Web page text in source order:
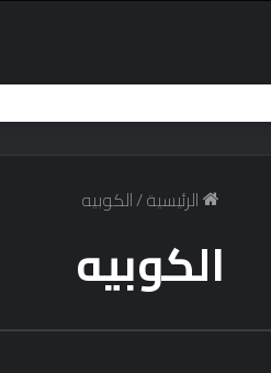
الرئيسية/الكوبيه
الكوبيه